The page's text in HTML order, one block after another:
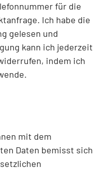
für die
Ich habe die
gelesen und
kann ich jederzeit
indem ich
mit dem
Daten bemisst sich